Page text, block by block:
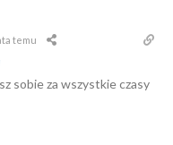
temu
sobie za wszystkie czasy